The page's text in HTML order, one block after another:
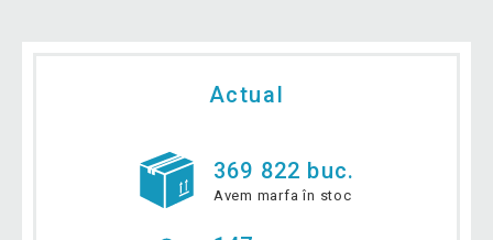
Actual
369 822 buc.
Avem marfa în stoc